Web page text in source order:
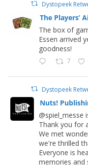
Dystopeek
The Players’
The box of
Essen arrived
goodness!
7
Dystopeek
Nuts!
@spiel_messe
Thank you for
We met
we're thrilled
Everyone is
memories and